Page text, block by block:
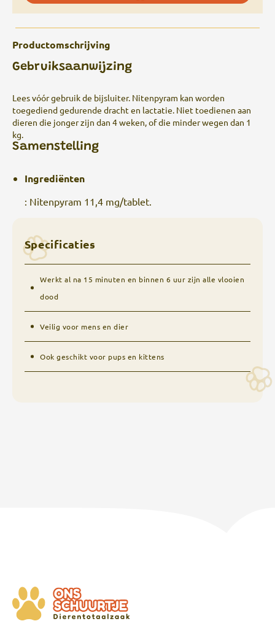
Productomschrijving
Gebruiksaanwijzing
Lees vóór gebruik de bijsluiter. Nitenpyram kan worden
toegediend gedurende dracht en lactatie. Niet toedienen aan
dieren die jonger zijn dan 4 weken, of die minder wegen dan 1
kg.
Samenstelling
Ingrediënten
: Nitenpyram 11,4 mg/tablet.
Specificaties
Werkt al na 15 minuten en binnen 6 uur zijn alle vlooien
dood
Veilig voor mens en dier
Ook geschikt voor pups en kittens